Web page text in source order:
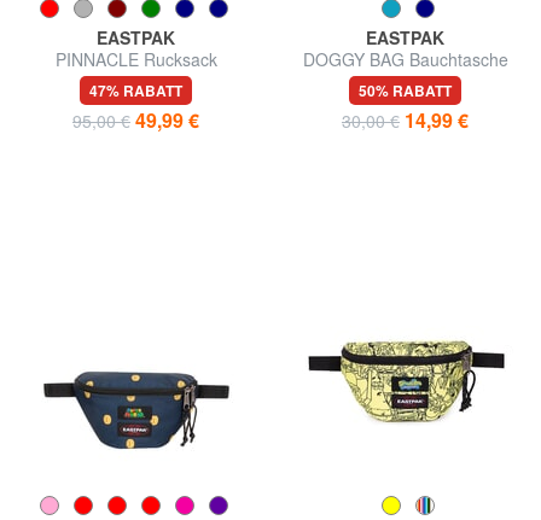
EASTPAK
PINNACLE Rucksack
47% RABATT
95,00 € 49,99 €
EASTPAK
DOGGY BAG Bauchtasche
50% RABATT
30,00 € 14,99 €